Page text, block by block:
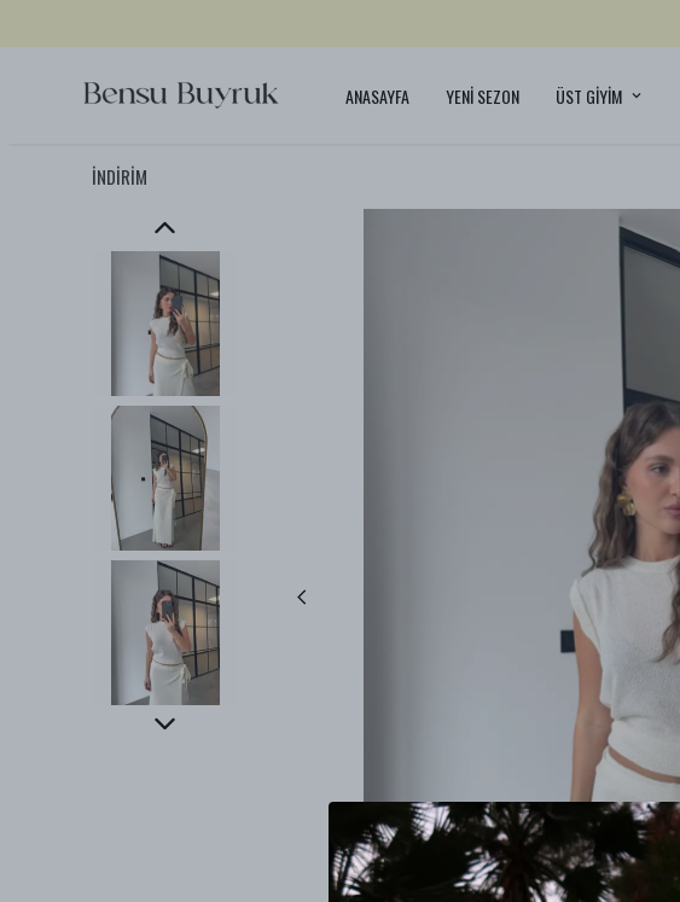
ANASAYFA YENİ SEZON ÜST GİYİM
İNDİRİM